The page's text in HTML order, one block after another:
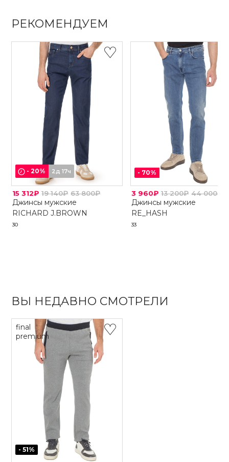
РЕКОМЕНДУЕМ
-20% 2д 17ч
15 312₽ 19 140₽ 63 800₽
Джинсы мужские
RICHARD J.BROWN
30
- 70%
3 960₽ 13 200₽ 44 000₽
Джинсы мужские
RE_HASH
33
ВЫ НЕДАВНО СМОТРЕЛИ
final
premium
-51%